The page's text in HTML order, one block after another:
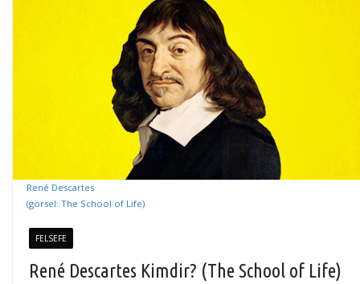
René Descartes
(görsel: The School of Life)
FELSEFE
René Descartes Kimdir? (The School of Life)